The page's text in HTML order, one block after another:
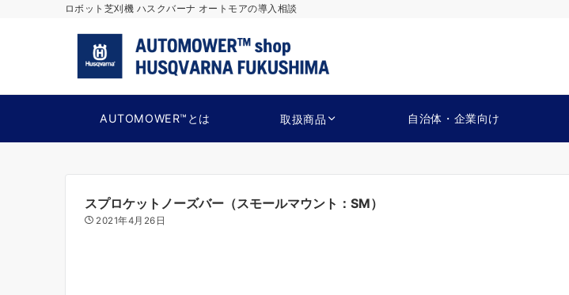
ロボット芝刈機 ハスクバーナ オートモアの導入相談
AUTOMOWER™とは 取扱商品 自治体・企業向け
スプロケットノーズバー（スモールマウント：SM）
2021年4月26日